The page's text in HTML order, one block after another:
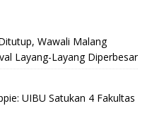
Wawali Malang
Layang-Layang Diperbesar
UIBU Satukan 4 Fakultas